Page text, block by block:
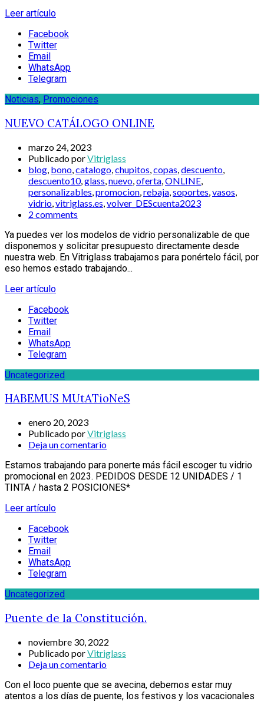
Leer artículo
Facebook
Twitter
Email
WhatsApp
Telegram
Noticias, Promociones
NUEVO CATÁLOGO ONLINE
marzo 24, 2023
Publicado porVitriglass
blog bono catalogo chupitos copas descuento
descuento10, glass nuevo oferta ONLINE
personalizables promocion rebaja soportes vasos
vidrio vitriglass.es volver_DEScuenta2023
2 comments
Ya puedes ver los modelos de vidrio personalizable de que
disponemos y solicitar presupuesto directamente desde
nuestra web. En Vitriglass trabajamos para ponértelo fácil, por
eso hemos estado trabajando...
Leer artículo
Facebook
Twitter
Email
WhatsApp
Telegram
Uncategorized
HABEMUS MUtATioNeS
enero 20, 2023
Publicado porVitriglass
Deja un comentario
Estamos trabajando para ponerte más fácil escoger tu vidrio
promocional en 2023. PEDIDOS DESDE 12 UNIDADES / 1
TINTA / hasta 2 POSICIONES*
Leer artículo
Facebook
Twitter
Email
WhatsApp
Telegram
Uncategorized
Puente de la Constitución.
noviembre 30, 2022
Publicado porVitriglass
Deja un comentario
Con el loco puente que se avecina, debemos estar muy
atentos a los días de puente, los festivos y los vacacionales